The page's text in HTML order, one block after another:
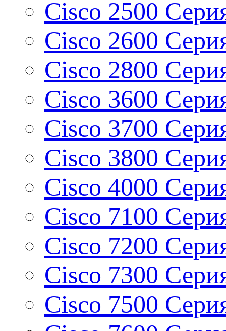
Cisco 2500
Cisco 2600
Cisco 2800
Cisco 3600
Cisco 3700
Cisco 3800
Cisco 4000
Cisco 7100
Cisco 7200
Cisco 7300
Cisco 7500